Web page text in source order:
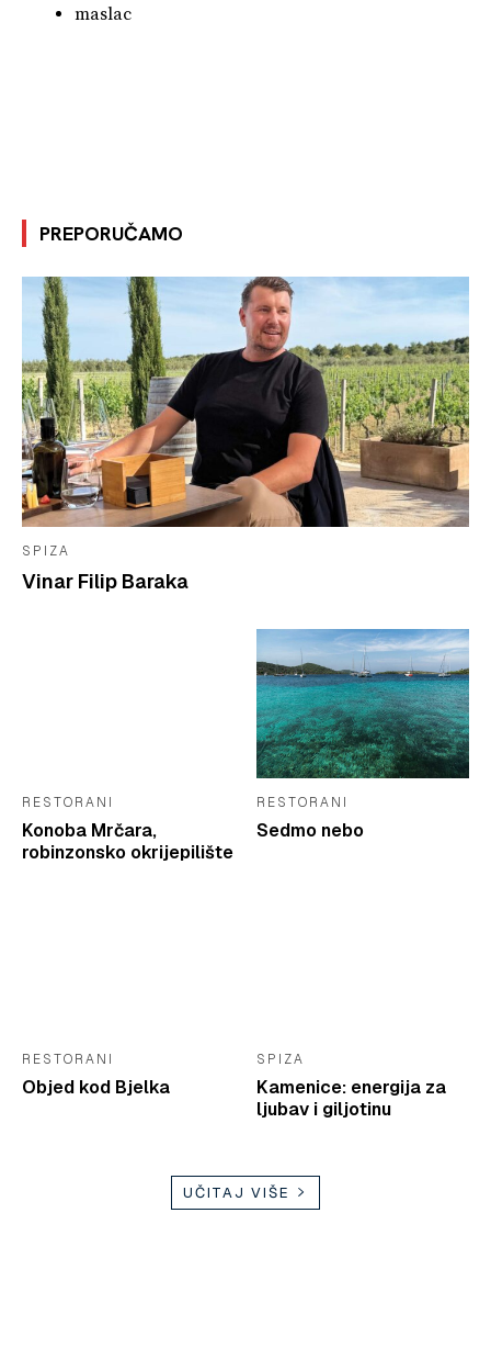
maslac
PREPORUČAMO
SPIZA
Vinar Filip Baraka
RESTORANI
Konoba Mrčara,
robinzonsko okrijepilište
RESTORANI
Sedmo nebo
RESTORANI
Objed kod Bjelka
SPIZA
Kamenice: energija za
ljubav i giljotinu
UČITAJ VIŠE